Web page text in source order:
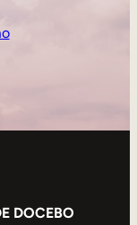
DOCEBO